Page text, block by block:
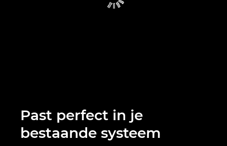
Past perfect in je
bestaande systeem